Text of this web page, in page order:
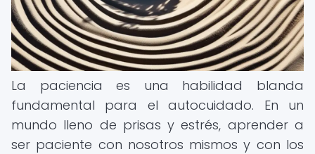
La paciencia es una habilidad blanda
fundamental para el autocuidado. En un
mundo lleno de prisas y estrés, aprender a
ser paciente con nosotros mismos y con los